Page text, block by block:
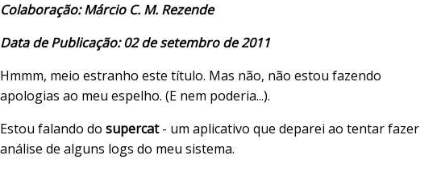
Colaboração: Márcio C. M. Rezende
Data de Publicação: 02 de setembro de 2011
Hmmm, meio estranho este título. Mas não, não estou fazendo
apologias ao meu espelho. (E nem poderia...).
Estou falando do supercat- um aplicativo que deparei ao tentar fazer
análise de alguns logs do meu sistema.